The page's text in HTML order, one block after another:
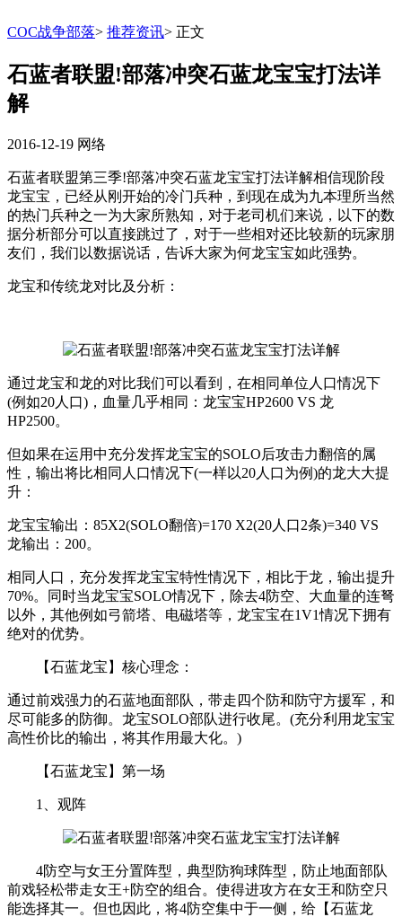
COC战争部落> 推荐资讯> 正文
石蓝者联盟!部落冲突石蓝龙宝宝打法详
解
2016-12-19 网络
石蓝者联盟第三季!部落冲突石蓝龙宝宝打法详解相信现阶段
龙宝宝，已经从刚开始的冷门兵种，到现在成为九本理所当然
的热门兵种之一为大家所熟知，对于老司机们来说，以下的数
据分析部分可以直接跳过了，对于一些相对还比较新的玩家朋
友们，我们以数据说话，告诉大家为何龙宝宝如此强势。
龙宝和传统龙对比及分析：
通过龙宝和龙的对比我们可以看到，在相同单位人口情况下
(例如20人口)，血量几乎相同：龙宝宝HP2600 VS 龙
HP2500。
但如果在运用中充分发挥龙宝宝的SOLO后攻击力翻倍的属
性，输出将比相同人口情况下(一样以20人口为例)的龙大大提
升：
龙宝宝输出：85X2(SOLO翻倍)=170 X2(20人口2条)=340 VS
龙输出：200。
相同人口，充分发挥龙宝宝特性情况下，相比于龙，输出提升
70%。同时当龙宝宝SOLO情况下，除去4防空、大血量的连弩
以外，其他例如弓箭塔、电磁塔等，龙宝宝在1V1情况下拥有
绝对的优势。
【石蓝龙宝】核心理念：
通过前戏强力的石蓝地面部队，带走四个防和防守方援军，和
尽可能多的防御。龙宝SOLO部队进行收尾。(充分利用龙宝宝
高性价比的输出，将其作用最大化。)
【石蓝龙宝】第一场
1、观阵
4防空与女王分置阵型，典型防狗球阵型，防止地面部队
前戏轻松带走女王+防空的组合。使得进攻方在女王和防空只
能选择其一。但也因此，将4防空集中于一侧，给【石蓝龙